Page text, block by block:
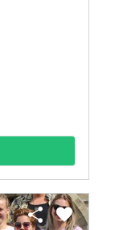
share favorite